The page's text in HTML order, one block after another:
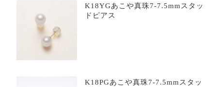
K18YGあこや真珠7-7.5mmスタッ
ドピアス
K18PGあこや真珠7-7.5mmスタッ